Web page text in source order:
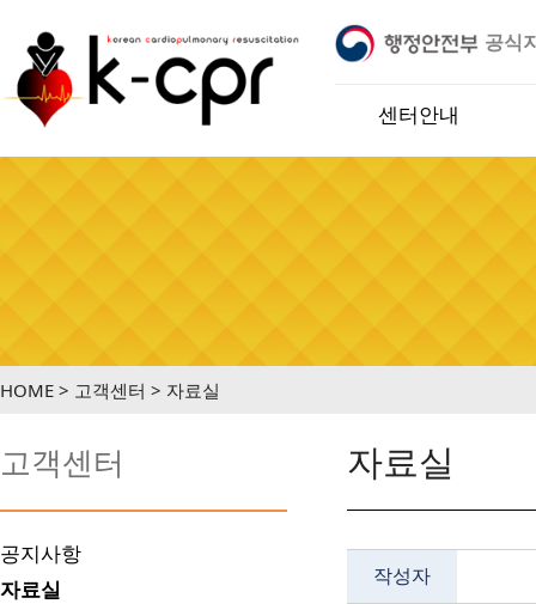
공식
※ 케이씨피알교육센터는 행정안전부 어
정기관 입니다.
센터안내
HOME > 고객센터 > 자료실
고객센터
공지사항
자료실
자료실
작성자